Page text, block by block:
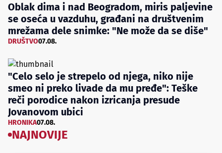
Oblak dima i nad Beogradom, miris paljevine
se oseća u vazduhu, građani na društvenim
mrežama dele snimke: "Ne može da se diše"
DRUŠTVO07.08.
"Celo selo je strepelo od njega, niko nije
smeo ni preko livade da mu pređe": Teške
reči porodice nakon izricanja presude
Jovanovom ubici
HRONIKA07.08.
NAJNOVIJE